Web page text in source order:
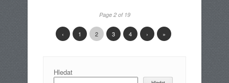
Page 2 of 19
‹ 1 2 3 4 › »
Hledat